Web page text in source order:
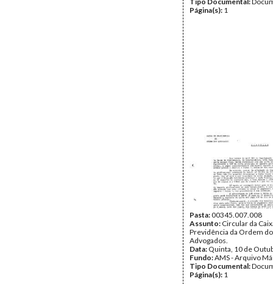
Página(s): 1
Pasta:00345.007.008
Assunto: Circular da
Previdência da Ordem
Advogados.
Data: Quinta, 10 de
Fundo:AMS - Arquivo
Tipo Documental:
Página(s): 1